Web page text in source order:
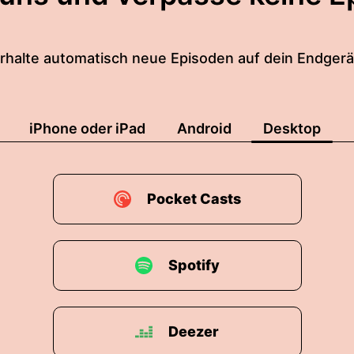
automatisch neue Episoden auf dein
iPhone oder iPad Android Desktop
Pocket Casts
Spotify
Deezer